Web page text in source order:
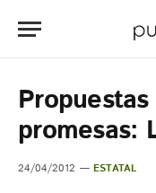
promesas:
24/04/2012 ESTATAL